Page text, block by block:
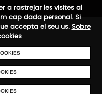
a rastrejar les visites al
cap dada personal. Si
accepta el seu us. Sobre
50 €